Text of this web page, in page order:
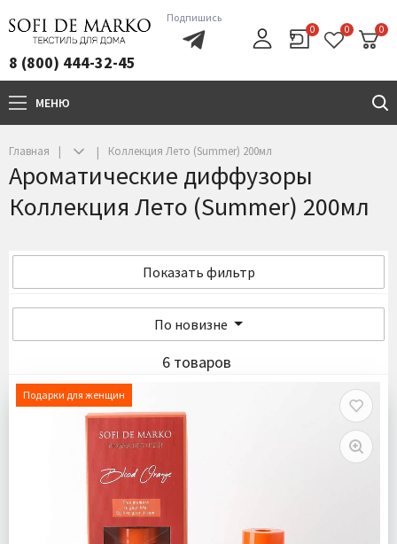
8 (800) 444-32-45
Подпишись
0 0 0
МЕНЮ
+7(800)444-32-45
Главная Коллекция Лето (Summer) 200мл
Ароматические диффузоры
Коллекция Лето (Summer) 200мл
Показать фильтр
По новизне
6 товаров
Подарки для женщин